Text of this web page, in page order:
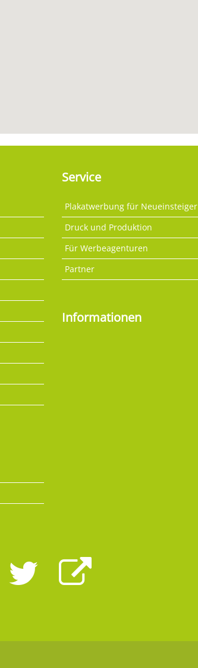
Service
Plakatwerbung für Neueinsteiger
Druck und Produktion
Für Werbeagenturen
Partner
Informationen